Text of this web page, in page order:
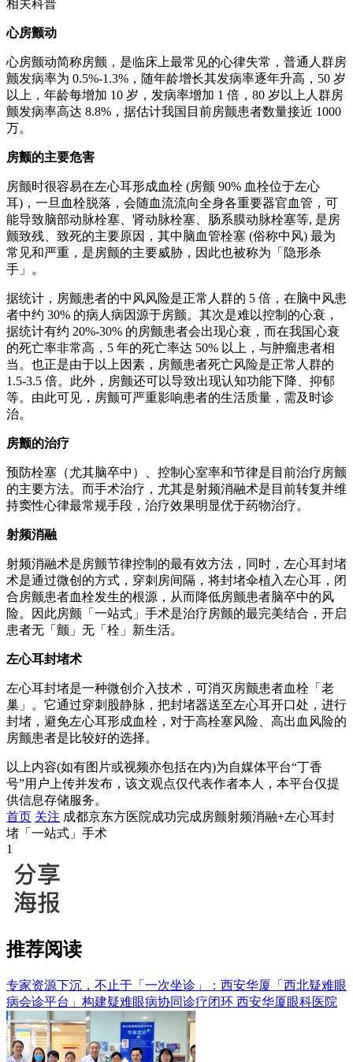
相关科普
心房颤动
心房颤动简称房颤，是临床上最常见的心律失常，普通人群房
颤发病率为 0.5%-1.3%，随年龄增长其发病率逐年升高，50 岁
以上，年龄每增加 10 岁，发病率增加 1 倍，80 岁以上人群房
颤发病率高达 8.8%，据估计我国目前房颤患者数量接近 1000
万。
房颤的主要危害
房颤时很容易在左心耳形成血栓 (房颤 90% 血栓位于左心
耳)，一旦血栓脱落，会随血流流向全身各重要器官血管，可
能导致脑部动脉栓塞、肾动脉栓塞、肠系膜动脉栓塞等, 是房
颤致残、致死的主要原因，其中脑血管栓塞 (俗称中风) 最为
常见和严重，是房颤的主要威胁，因此也被称为「隐形杀
手」。
据统计，房颤患者的中风风险是正常人群的 5 倍，在脑中风患
者中约 30% 的病人病因源于房颤。其次是难以控制的心衰，
据统计有约 20%-30% 的房颤患者会出现心衰，而在我国心衰
的死亡率非常高，5 年的死亡率达 50% 以上，与肿瘤患者相
当。也正是由于以上因素，房颤患者死亡风险是正常人群的
1.5-3.5 倍。此外，房颤还可以导致出现认知功能下降、抑郁
等。由此可见，房颤可严重影响患者的生活质量，需及时诊
治。
房颤的治疗
预防栓塞（尤其脑卒中）、控制心室率和节律是目前治疗房颤
的主要方法。而手术治疗，尤其是射频消融术是目前转复并维
持窦性心律最常规手段，治疗效果明显优于药物治疗。
射频消融
射频消融术是房颤节律控制的最有效方法，同时，左心耳封堵
术是通过微创的方式，穿刺房间隔，将封堵伞植入左心耳，闭
合房颤患者血栓发生的根源，从而降低房颤患者脑卒中的风
险。因此房颤「一站式」手术是治疗房颤的最完美结合，开启
患者无「颤」无「栓」新生活。
左心耳封堵术
左心耳封堵是一种微创介入技术，可消灭房颤患者血栓「老
巢」。它通过穿刺股静脉，把封堵器送至左心耳开口处，进行
封堵，避免左心耳形成血栓，对于高栓塞风险、高出血风险的
房颤患者是比较好的选择。
以上内容(如有图片或视频亦包括在内)为自媒体平台“丁香
号”用户上传并发布，该文观点仅代表作者本人，本平台仅提
供信息存储服务。
首页 关注 成都京东方医院成功完成房颤射频消融+左心耳封
堵「一站式」手术
1
推荐阅读
专家资源下沉，不止于「一次坐诊」：西安华厦「西北疑难眼
病会诊平台」构建疑难眼病协同诊疗闭环 西安华厦眼科医院